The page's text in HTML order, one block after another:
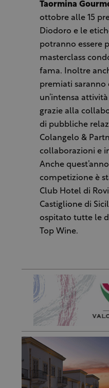
Taormina
ottobre alle 15
Diodoro e le
potranno essere
masterclass
fama. Inoltre
premiati saranno
un’intensa
grazie alla
di pubbliche
Colangelo &
collaborazioni e
Anche
competizione è
Club Hotel di
Castiglione di
ospitato tutte le
Top Wine.